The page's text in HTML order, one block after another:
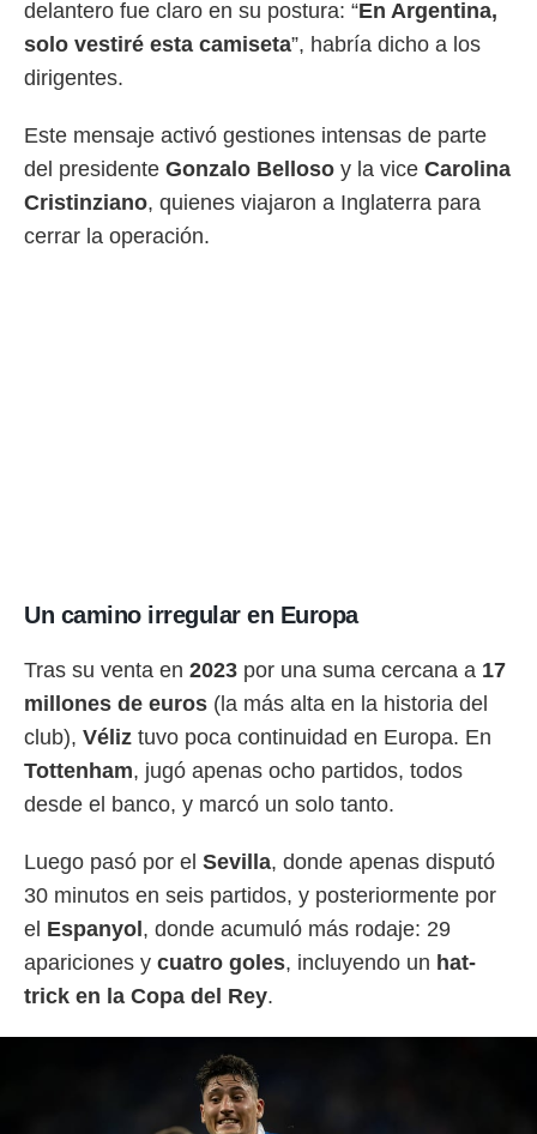
uso de
contenido
medir el
e
publicidad
publicidad
de
1199
delantero fue claro en su postura: “En Argentina,
solo vestiré esta camiseta”, habría dicho a los
dirigentes.
Este mensaje activó gestiones intensas de parte
del presidente Gonzalo Belloso y la vice Carolina
Cristinziano, quienes viajaron a Inglaterra para
cerrar la operación.
Un camino irregular en Europa
Tras su venta en 2023 por una suma cercana a 17
millones de euros (la más alta en la historia del
club), Véliz tuvo poca continuidad en Europa. En
Tottenham, jugó apenas ocho partidos, todos
desde el banco, y marcó un solo tanto.
Luego pasó por el Sevilla, donde apenas disputó
30 minutos en seis partidos, y posteriormente por
el Espanyol , donde acumuló más rodaje: 29
apariciones y cuatro goles, incluyendo un hat-
trick en la Copa del Rey.